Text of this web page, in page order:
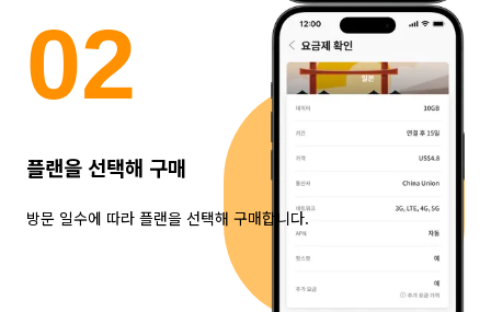
02
플랜을 선택해 구매
방문 일수에 따라 플랜을 선택해 구매합니다.